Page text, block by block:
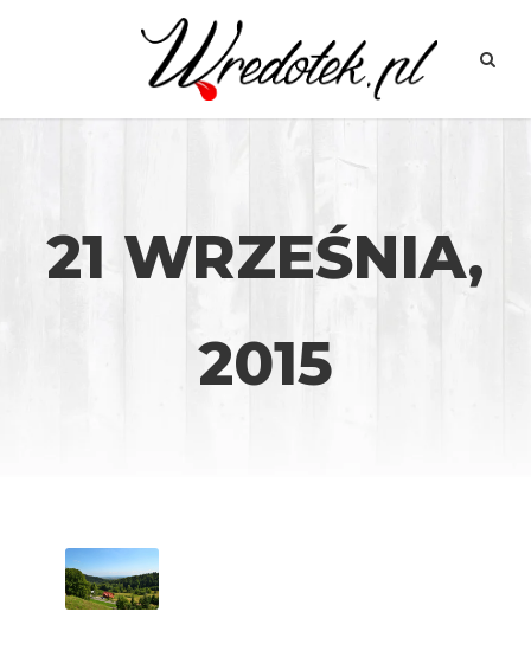
21 WRZEŚNIA,
2015